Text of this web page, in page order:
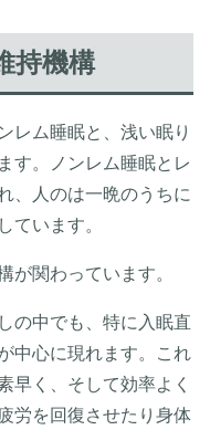
持機構
レム睡眠と、浅い眠り
す。ノンレム睡眠とレ
、人のは一晩のうちに
ています。
が関わっています。
の中でも、特に入眠直
中心に現れます。これ
早く、そして効率よく
労を回復させたり身体